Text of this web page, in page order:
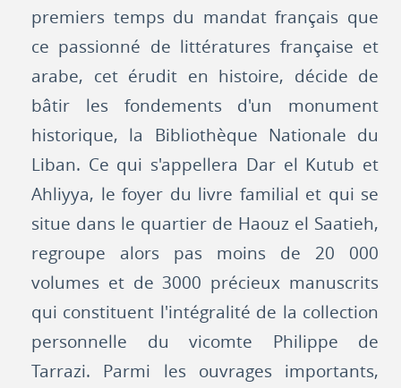
premiers temps du mandat français que
ce passionné de littératures française et
arabe, cet érudit en histoire, décide de
bâtir les fondements d'un monument
historique, la Bibliothèque Nationale du
Liban. Ce qui s'appellera Dar el Kutub et
Ahliyya, le foyer du livre familial et qui se
situe dans le quartier de Haouz el Saatieh,
regroupe alors pas moins de 20 000
volumes et de 3000 précieux manuscrits
qui constituent l'intégralité de la collection
personnelle du vicomte Philippe de
Tarrazi. Parmi les ouvrages importants,